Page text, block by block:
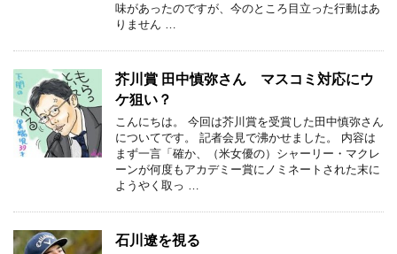
味があったのですが、今のところ目立った行動はあ
りません …
芥川賞 田中慎弥さん マスコミ対応にウ
ケ狙い？
こんにちは。 今回は芥川賞を受賞した田中慎弥さん
についてです。 記者会見で沸かせました。 内容は
まず一言「確か、（米女優の）シャーリー・マクレ
ーンが何度もアカデミー賞にノミネートされた末に
ようやく取っ …
石川遼を視る